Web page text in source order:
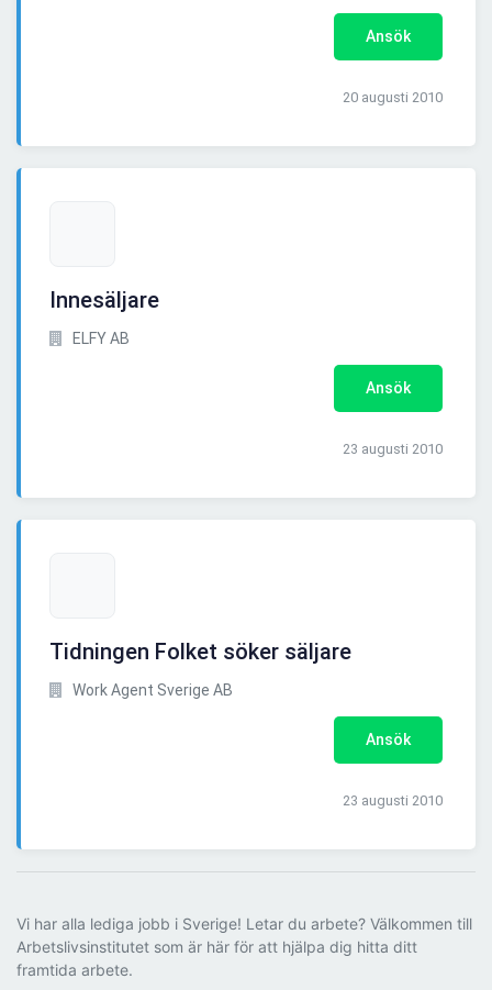
Ansök
20 augusti 2010
Innesäljare
ELFY AB
Ansök
23 augusti 2010
Tidningen Folket söker säljare
Work Agent Sverige AB
Ansök
23 augusti 2010
Vi har alla lediga jobb i Sverige! Letar du arbete? Välkommen till
Arbetslivsinstitutet som är här för att hjälpa dig hitta ditt
framtida arbete.